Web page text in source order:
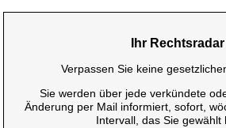
Ihr Rechtsradar
Verpassen Sie keine
Sie werden über jede verkündete
Änderung per Mail informiert, sofort,
Intervall, das Sie gewählt